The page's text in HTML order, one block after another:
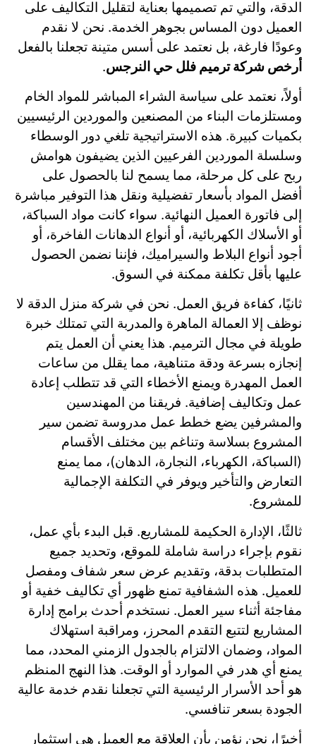
الدقة، والتي تم تصميمها بعناية لتقليل التكاليف على
العميل دون المساس بجوهر الخدمة. نحن لا نقدم
وعودًا فارغة، بل نعتمد على أسس متينة تجعلنا بالفعل
أرخص شركة ترميم فلل حي النرجس.
أولاً، نعتمد على سياسة الشراء المباشر للمواد الخام
ومستلزمات البناء من المصنعين والموردين الرئيسيين
بكميات كبيرة. هذه الاستراتيجية تلغي دور الوسطاء
وسلسلة الموردين الفرعيين الذين يضيفون هوامش
ربح على كل مرحلة، مما يسمح لنا بالحصول على
أفضل المواد بأسعار تفضيلية ونقل هذا التوفير مباشرة
إلى فاتورة العميل النهائية. سواء كانت مواد السباكة،
أو الأسلاك الكهربائية، أو أنواع الدهانات الفاخرة، أو
أجود أنواع البلاط والسيراميك، فإننا نضمن الحصول
عليها بأقل تكلفة ممكنة في السوق.
ثانيًا، كفاءة فريق العمل. نحن في شركة منزل الدقة لا
نوظف إلا العمالة الماهرة والمدربة التي تمتلك خبرة
طويلة في مجال الترميم. هذا يعني أن العمل يتم
إنجازه بسرعة ودقة متناهية، مما يقلل من ساعات
العمل المهدرة ويمنع الأخطاء التي قد تتطلب إعادة
عمل وتكاليف إضافية. فريقنا من المهندسين
والمشرفين يضع خطط عمل مدروسة تضمن سير
المشروع بسلاسة وتناغم بين مختلف الأقسام
(السباكة، الكهرباء، النجارة، الدهان)، مما يمنع
التعارض والتأخير ويوفر في التكلفة الإجمالية
للمشروع.
ثالثًا، الإدارة الحكيمة للمشاريع. قبل البدء بأي عمل،
نقوم بإجراء دراسة شاملة للموقع، وتحديد جميع
المتطلبات بدقة، وتقديم عرض سعر شفاف ومفصل
للعميل. هذه الشفافية تمنع ظهور أي تكاليف خفية أو
مفاجئة أثناء سير العمل. نستخدم أحدث برامج إدارة
المشاريع لتتبع التقدم المحرز، ومراقبة استهلاك
المواد، وضمان الالتزام بالجدول الزمني المحدد، مما
يمنع أي هدر في الموارد أو الوقت. هذا النهج المنظم
هو أحد الأسرار الرئيسية التي تجعلنا نقدم خدمة عالية
الجودة بسعر تنافسي.
أخيرًا، نحن نؤمن بأن العلاقة مع العميل هي استثمار